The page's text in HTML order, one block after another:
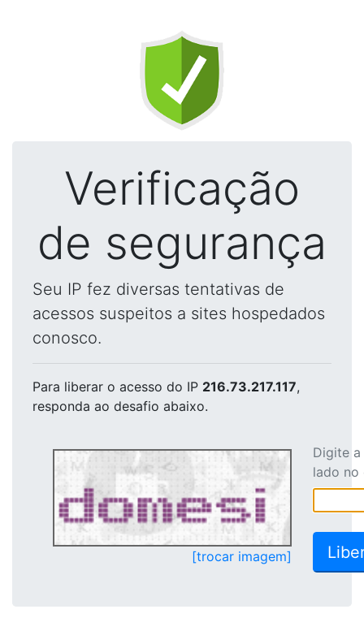
Verificação
de segurança
Seu IP fez diversas tentativas de
acessos suspeitos a sites hospedados
conosco.
Para liberar o acesso do IP 216.73.217.117,
responda ao desafio abaixo.
[trocar imagem]
Digite
lado no